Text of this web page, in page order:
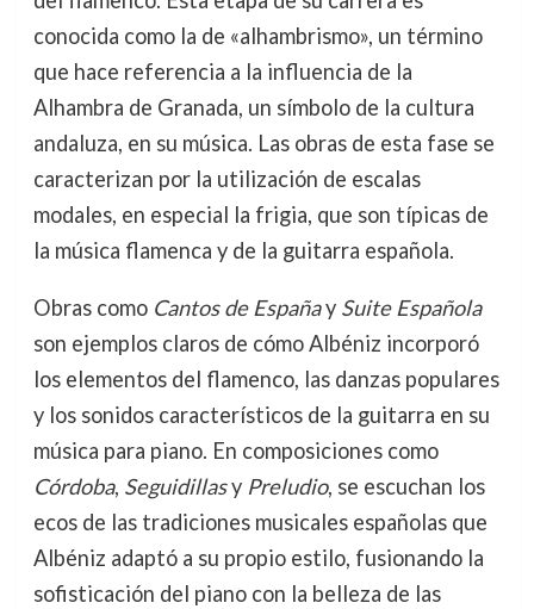
conocida como la de «alhambrismo», un término
que hace referencia a la influencia de la
Alhambra de Granada, un símbolo de la cultura
andaluza, en su música. Las obras de esta fase se
caracterizan por la utilización de escalas
modales, en especial la frigia, que son típicas de
la música flamenca y de la guitarra española.
Obras como Cantos de Españay Suite Española
son ejemplos claros de cómo Albéniz incorporó
los elementos del flamenco, las danzas populares
y los sonidos característicos de la guitarra en su
música para piano. En composiciones como
Córdoba, Seguidillasy Preludio, se escuchan los
ecos de las tradiciones musicales españolas que
Albéniz adaptó a su propio estilo, fusionando la
sofisticación del piano con la belleza de las